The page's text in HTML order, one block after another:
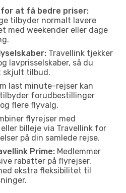
for at få bedre priser:
tilbyder normalt lavere
med weekender eller dage
Travellink tjekker
lavprisselskaber, så du
skjult tilbud.
last minute-rejser kan
forudbestillinger
flere flyvalg.
flyrejser med
billeje via Travellink for
på din samlede rejse.
Prime: Medlemmer
rabatter på flyrejser,
ekstra fleksibilitet til